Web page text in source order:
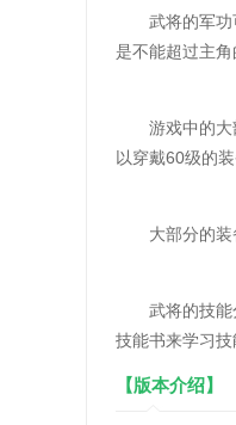
武将的军功可
是不能超过主角
游戏中的大部
以穿戴60级的装
大部分的装备
武将的技能分
技能书来学习
【版本介绍】